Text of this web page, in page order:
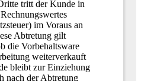
tritt der Kunde in
im Voraus an
Abtretung gilt
die Vorbehaltsware
weiterverkauft
bleibt zur Einziehung
nach der Abtretung